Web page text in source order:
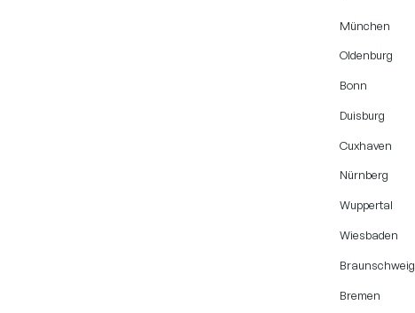
München
Oldenburg
Bonn
Duisburg
Cuxhaven
Nürnberg
Wuppertal
Wiesbaden
Braunschweig
Bremen